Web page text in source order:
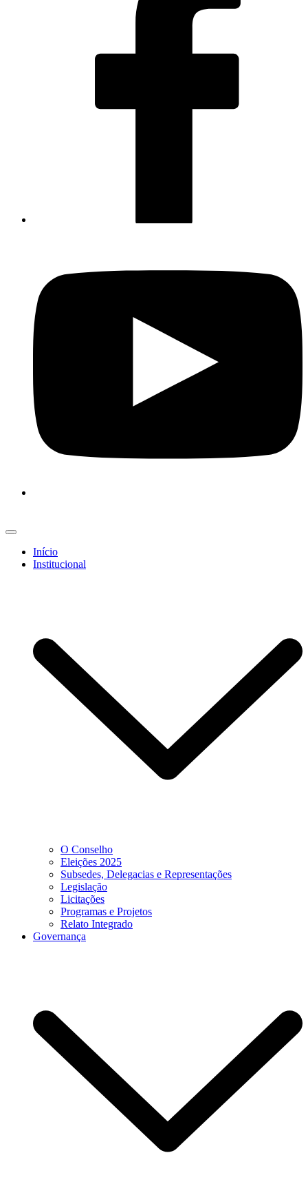
Início
Institucional
O Conselho
Eleições 2025
Subsedes, Delegacias e Representações
Legislação
Licitações
Programas e Projetos
Relato Integrado
Governança